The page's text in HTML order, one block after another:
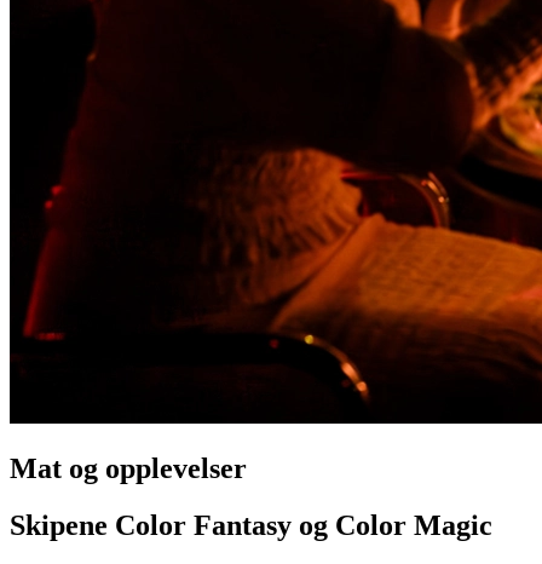
Mat og opplevelser
Skipene Color Fantasy og Color Magic